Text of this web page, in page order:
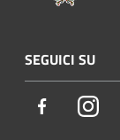
SEGUICI SU
Facebook